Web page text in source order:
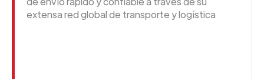
extensa red global de transporte y logística